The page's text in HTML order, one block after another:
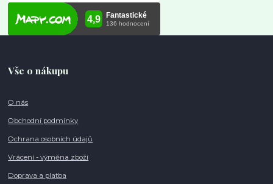
Vše o nákupu
O nás
Obchodní podmínky
Ochrana osobních údajů
Vrácení - výměna zboží
Doprava a platba